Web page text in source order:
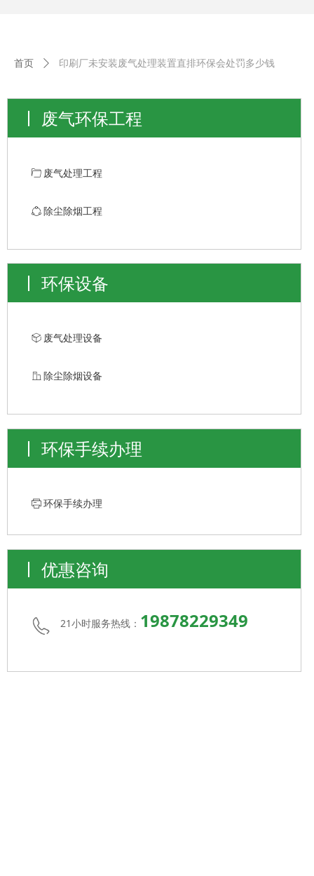
首页 ꄲ 印刷厂未安装废气处理装置直排环保会处罚多少钱
ꄁ 废气处理工程
ꁢ 除尘除烟工程
废气环保工程
优惠咨询
21小时服务热线： 19878229349
环保设备
ꁦ 废气处理设备
ꀶ 除尘除烟设备
环保手续办理
ꁧ 环保手续办理